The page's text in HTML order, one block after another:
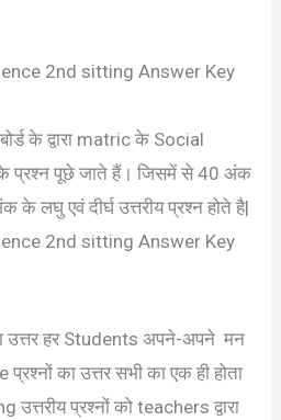
2nd sitting Answer Key
के द्वारा matric के Social
प्रश्न पूछे जाते हैं। जिसमें से 40 अंक
लघु एवं दीर्घ उत्तरीय प्रश्न होते है|
2nd sitting Answer Key
उत्तर हर Students अपने-अपने मन
का उत्तर सभी का एक ही होता
प्रश्नों को teachers द्वारा